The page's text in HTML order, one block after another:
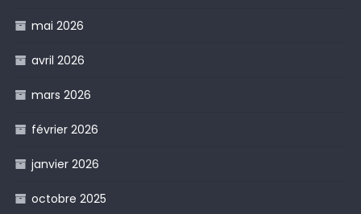
mai 2026
avril 2026
mars 2026
février 2026
janvier 2026
octobre 2025